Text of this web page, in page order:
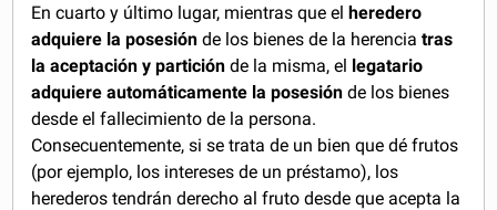
En cuarto y último lugar, mientras que elheredero
adquiere la posesiónde los bienes de la herenciatras
la aceptación y particiónde la misma, el legatario
adquiere automáticamente la posesión de los bienes
desde el fallecimiento de la persona.
Consecuentemente, si se trata de un bien que dé frutos
(por ejemplo, los intereses de un préstamo), los
herederos tendrán derecho al fruto desde que acepta la